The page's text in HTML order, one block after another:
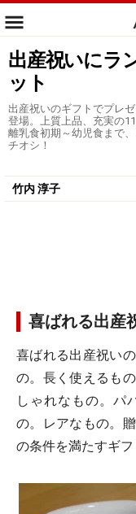
出産祝いにラ
ット
出産祝いのギフトでプレ
登場。上質上品、充実の
離乳食初期～幼児食まで
チオシ！
竹内 淳子
喜ばれる出産
喜ばれる出産祝い
の。長く使えるも
しゃれなもの。パ
の。レアなもの。
の条件を満たすギフ